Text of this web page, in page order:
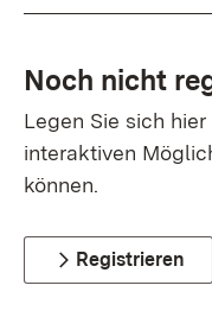
Noch nicht
Legen Sie sich
interaktiven
können.
Registrieren